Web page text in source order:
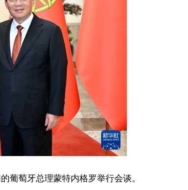
葡萄牙总理蒙特内格罗举行会谈。